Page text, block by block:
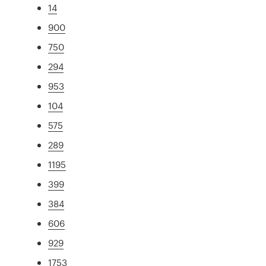
14
900
750
294
953
104
575
289
1195
399
384
606
929
1753